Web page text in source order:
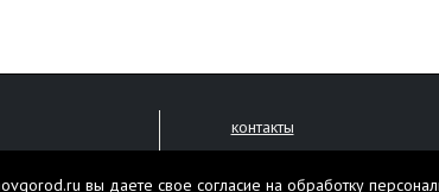
контакты
вы даете свое согласие на обработку